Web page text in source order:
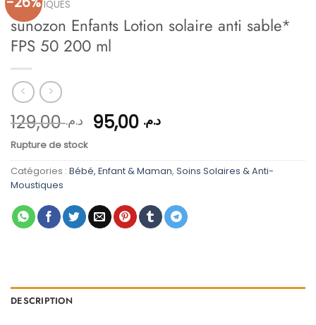
Ajouter
MOUSTIQUES
sunozon Enfants Lotion solaire anti sable*
FPS 50 200 ml
د.م.129,00 Le
prix
initial
était :
د.م.Le
actuel
est :
Rupture de stock
Catégories : Bébé, Enfant & Maman, Soins Solaires & Anti-
Moustiques
DESCRIPTION